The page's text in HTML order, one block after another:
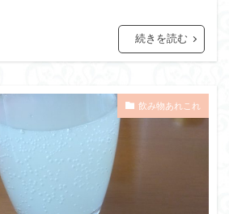
続きを読む
飲み物あれこれ